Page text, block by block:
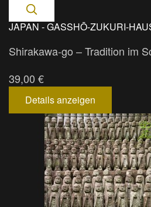
JAPAN - GASSHŌ-ZUKURI-
Shirakawa-go – Tradition im
39,00 €
Details anzeigen